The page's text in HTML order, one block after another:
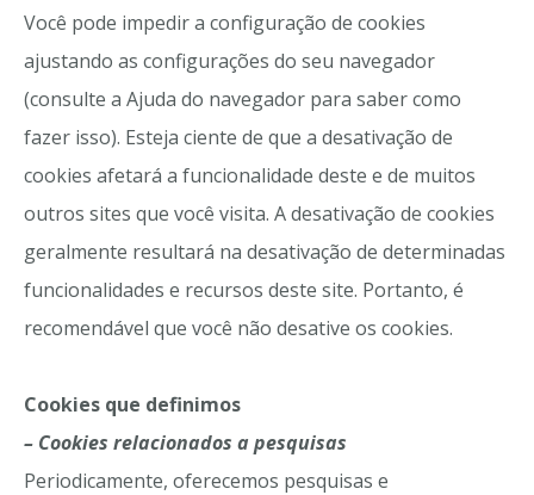
Você pode impedir a configuração de cookies
ajustando as configurações do seu navegador
(consulte a Ajuda do navegador para saber como
fazer isso). Esteja ciente de que a desativação de
cookies afetará a funcionalidade deste e de muitos
outros sites que você visita. A desativação de cookies
geralmente resultará na desativação de determinadas
funcionalidades e recursos deste site. Portanto, é
recomendável que você não desative os cookies.
Cookies que definimos
– Cookies relacionados a pesquisas
Periodicamente, oferecemos pesquisas e